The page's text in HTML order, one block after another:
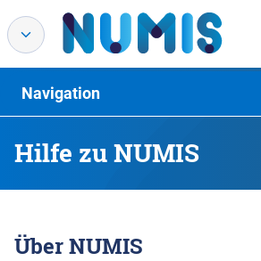
Hilfe zu NUMIS
Navigation
Über NUMIS